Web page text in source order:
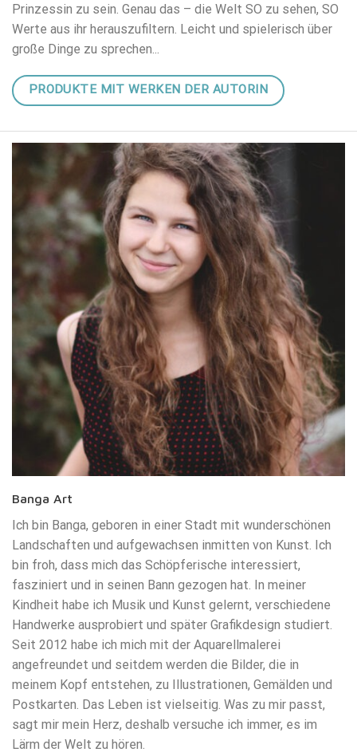
Prinzessin zu sein. Genau das – die Welt SO zu sehen, SO
Werte aus ihr herauszufiltern. Leicht und spielerisch über
große Dinge zu sprechen...
PRODUKTE MIT WERKEN DER AUTORIN
Banga Art
Ich bin Banga, geboren in einer Stadt mit wunderschönen
Landschaften und aufgewachsen inmitten von Kunst. Ich
bin froh, dass mich das Schöpferische interessiert,
fasziniert und in seinen Bann gezogen hat. In meiner
Kindheit habe ich Musik und Kunst gelernt, verschiedene
Handwerke ausprobiert und später Grafikdesign studiert.
Seit 2012 habe ich mich mit der Aquarellmalerei
angefreundet und seitdem werden die Bilder, die in
meinem Kopf entstehen, zu Illustrationen, Gemälden und
Postkarten. Das Leben ist vielseitig. Was zu mir passt,
sagt mir mein Herz, deshalb versuche ich immer, es im
Lärm der Welt zu hören.